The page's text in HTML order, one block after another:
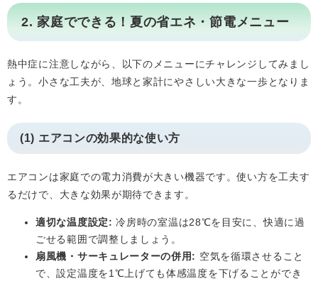
2. 家庭でできる！夏の省エネ・節電メニュー
熱中症に注意しながら、以下のメニューにチャレンジしてみまし
ょう。小さな工夫が、地球と家計にやさしい大きな一歩となりま
す。
(1) エアコンの効果的な使い方
エアコンは家庭での電力消費が大きい機器です。使い方を工夫す
るだけで、大きな効果が期待できます。
適切な温度設定: 冷房時の室温は28℃を目安に、快適に過
ごせる範囲で調整しましょう。
扇風機・サーキュレーターの併用: 空気を循環させること
で、設定温度を1℃上げても体感温度を下げることができ